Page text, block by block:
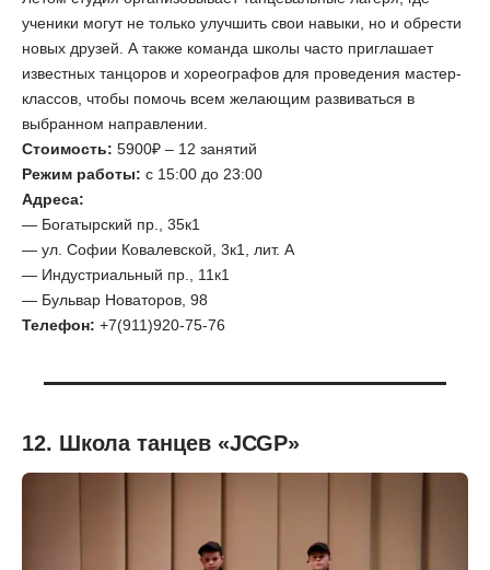
ученики могут не только улучшить свои навыки, но и обрести
новых друзей. А также команда школы часто приглашает
известных танцоров и хореографов для проведения мастер-
классов, чтобы помочь всем желающим развиваться в
выбранном направлении.
Стоимость: 5900₽ – 12 занятий
Режим работы: с 15:00 до 23:00
Адреса:
— Богатырский пр., 35к1
— ул. Софии Ковалевской, 3к1, лит. А
— Индустриальный пр., 11к1
— Бульвар Новаторов, 98
Телефон: +7(911)920-75-76
12. Школа танцев «JCGP»